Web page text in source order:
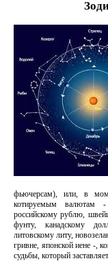
фьючерсам), или, в
котируемым валютам -
российскому рублю,
фунту, канадскому
литовскому литу,
гривне, японской иене -,
судьбы, который